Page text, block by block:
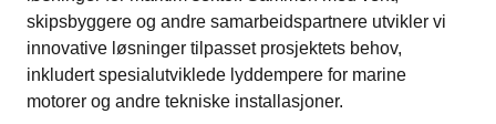
skipsbyggere og andre samarbeidspartnere utvikler vi
innovative løsninger tilpasset prosjektets behov,
inkludert spesialutviklede lyddempere for marine
motorer og andre tekniske installasjoner.